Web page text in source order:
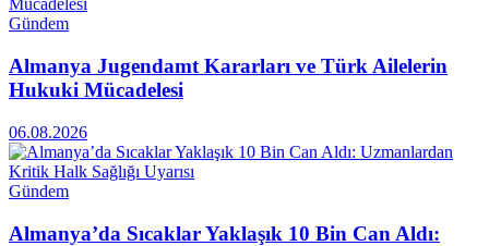
Gündem
Almanya Jugendamt Kararları ve Türk Ailelerin
Hukuki Mücadelesi
06.08.2026
Gündem
Almanya’da Sıcaklar Yaklaşık 10 Bin Can Aldı: